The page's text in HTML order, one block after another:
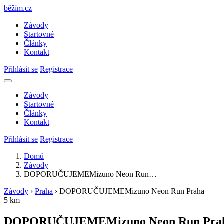
běžím.cz
Závody
Startovné
Články
Kontakt
Přihlásit se Registrace
Závody
Startovné
Články
Kontakt
Přihlásit se Registrace
Domů
Závody
DOPORUČUJEMEMizuno Neon Run…
Závody › Praha › DOPORUČUJEMEMizuno Neon Run Praha
5 km